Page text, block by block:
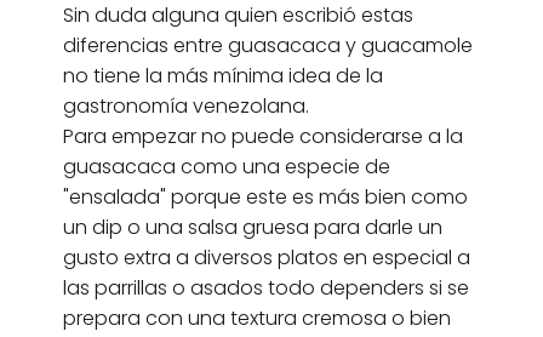
Sin duda alguna quien escribió estas
diferencias entre guasacaca y guacamole
no tiene la más mínima idea de la
gastronomía venezolana.
Para empezar no puede considerarse a la
guasacaca como una especie de
"ensalada" porque este es más bien como
un dip o una salsa gruesa para darle un
gusto extra a diversos platos en especial a
las parrillas o asados todo dependers si se
prepara con una textura cremosa o bien